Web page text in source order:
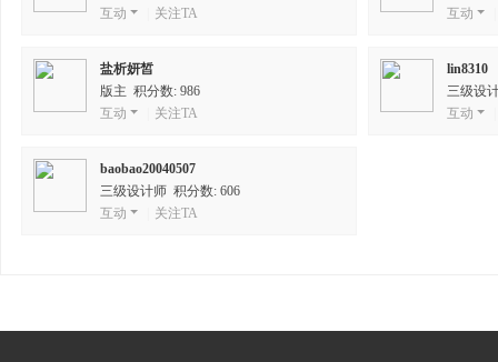
互动
关注TA
互动
盐析妍皙
版主 积分数: 986
互动
关注TA
lin8310
三级设
互动
baobao20040507
三级设计师 积分数: 606
互动
关注TA